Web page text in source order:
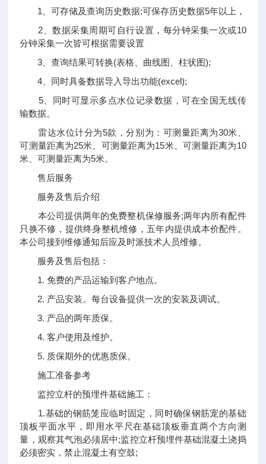
1、可存储及查询历史数据;可保存历史数据5年以上，
2、数据采集周期可自行设置，每分钟采集一次或10
分钟采集一次皆可根据需要设置
3、查询结果可转换(表格、曲线图、柱状图);
4、同时具备数据导入导出功能(excel);
5、同时可显示多点水位记录数据，可在全国无线传
输数据。
雷达水位计分为5款，分别为：可测量距离为30米、
可测量距离为25米、可测量距离为15米、可测量距离为10
米、可测量距离为5米。
售后服务
服务及售后介绍
本公司提供两年的免费整机保修服务;两年内所有配件
只换不修，提供终身整机维修，五年内提供成本价配件。
本公司接到维修通知后应及时派技术人员维修。
服务及售后包括：
1. 免费的产品运输到客户地点。
2. 产品安装。每台设备提供一次的安装及调试。
3. 产品的两年质保。
4. 客户使用及维护。
5. 质保期外的优惠质保。
施工准备参考
监控立杆的预埋件基础施工：
1.基础的钢筋笼应临时固定，同时确保钢筋宠的基础
顶板平面水平，即用水平尺在基础顶板垂直两个方向测
量，观察其气泡必须居中;监控立杆预埋件基础混凝土浇捣
必须密实，禁止混凝土有空鼓;